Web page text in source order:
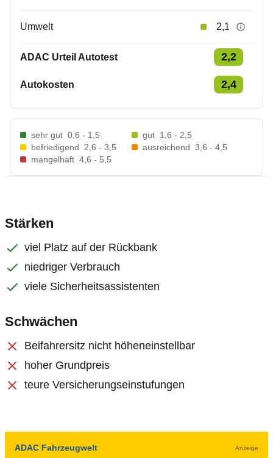
Umwelt 2,1
ADAC Urteil Autotest 2,2
Autokosten 2,4
sehr gut 0,6 - 1,5 gut 1,6 - 2,5
befriedigend
2,6 - 3,5 ausreichend 3,6 - 4,5
mangelhaft 4,6 - 5,5
Stärken
viel Platz auf der Rückbank
niedriger Verbrauch
viele Sicherheitsassistenten
Schwächen
Beifahrersitz nicht höheneinstellbar
hoher Grundpreis
teure Versicherungseinstufungen
ADAC Fahrzeugwelt Anzeige